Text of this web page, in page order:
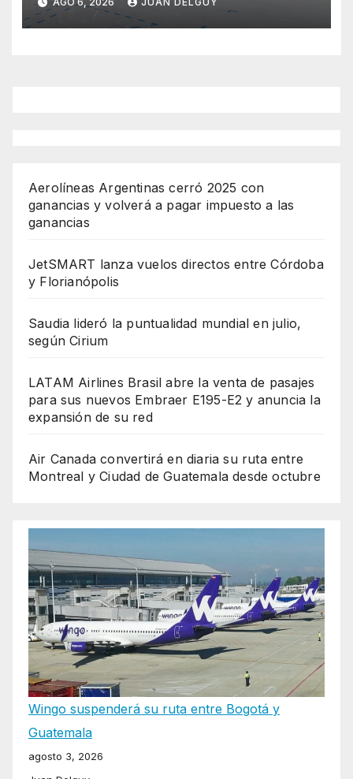
anuncia la expansión de su
red
Aerolíneas Argentinas cerró 2025 con
ganancias y volverá a pagar impuesto a las
ganancias
JetSMART lanza vuelos directos entre Córdoba
y Florianópolis
Saudia lideró la puntualidad mundial en julio,
según Cirium
LATAM Airlines Brasil abre la venta de pasajes
para sus nuevos Embraer E195-E2 y anuncia la
expansión de su red
Air Canada convertirá en diaria su ruta entre
Montreal y Ciudad de Guatemala desde octubre
Wingo suspenderá su ruta entre Bogotá y
Guatemala
agosto 3, 2026